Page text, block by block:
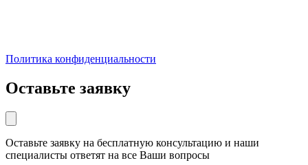
Политика конфиденциальности
Оставьте заявку
Оставьте заявку на бесплатную консультацию и наши
специалисты ответят на все Ваши вопросы